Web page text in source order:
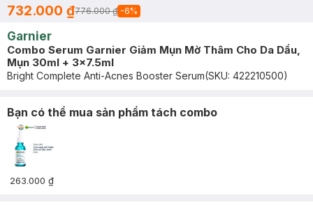
732.000 ₫776.000 ₫ -6%
Garnier
Combo Serum Garnier Giảm Mụn Mờ Thâm Cho Da Dầu,
Mụn 30ml + 3x7.5ml
Bright Complete Anti-Acnes Booster Serum(SKU: 422210500)
Bạn có thể mua sản phẩm tách combo
263.000 ₫